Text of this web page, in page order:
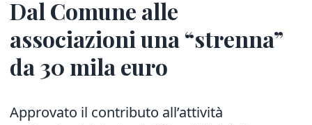
Dal Comune alle
associazioni una “strenna”
da 30 mila euro
Approvato il contributo all’attività